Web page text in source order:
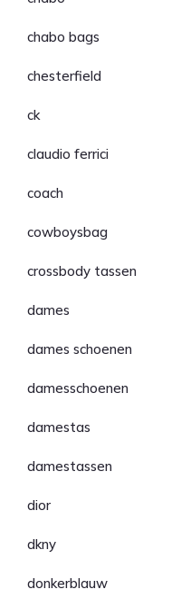
chabo bags
chesterfield
ck
claudio ferrici
coach
cowboysbag
crossbody tassen
dames
dames schoenen
damesschoenen
damestas
damestassen
dior
dkny
donkerblauw